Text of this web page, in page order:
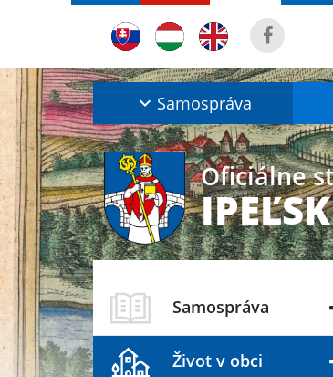
Samospráva
Oficiálne
Samospráva
Život v obci